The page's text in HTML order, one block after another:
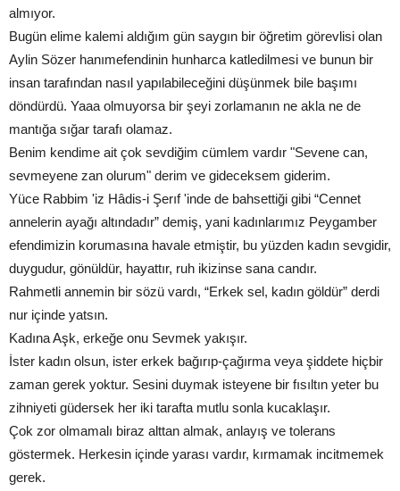
almıyor.
Bugün elime kalemi aldığım gün saygın bir öğretim görevlisi olan
Aylin Sözer hanımefendinin hunharca katledilmesi ve bunun bir
insan tarafından nasıl yapılabileceğini düşünmek bile başımı
döndürdü. Yaaa olmuyorsa bir şeyi zorlamanın ne akla ne de
mantığa sığar tarafı olamaz.
Benim kendime ait çok sevdiğim cümlem vardır "Sevene can,
sevmeyene zan olurum" derim ve gideceksem giderim.
Yüce Rabbim 'iz Hâdis-i Şerıf 'inde de bahsettiği gibi “Cennet
annelerin ayağı altındadır” demiş, yani kadınlarımız Peygamber
efendimizin korumasına havale etmiştir, bu yüzden kadın sevgidir,
duygudur, gönüldür, hayattır, ruh ikizinse sana candır.
Rahmetli annemin bir sözü vardı, “Erkek sel, kadın göldür” derdi
nur içinde yatsın.
Kadına Aşk, erkeğe onu Sevmek yakışır.
İster kadın olsun, ister erkek bağırıp-çağırma veya şiddete hiçbir
zaman gerek yoktur. Sesini duymak isteyene bir fısıltın yeter bu
zihniyeti güdersek her iki tarafta mutlu sonla kucaklaşır.
Çok zor olmamalı biraz alttan almak, anlayış ve tolerans
göstermek. Herkesin içinde yarası vardır, kırmamak incitmemek
gerek.